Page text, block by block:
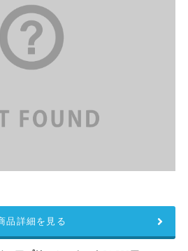
品詳細を見る